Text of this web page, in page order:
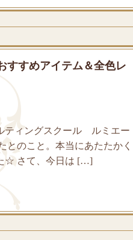
すめアイテム＆全色レ
ティングスクール ルミエー
とのこと。本当にあたたかく
☆ さて、今日は […]